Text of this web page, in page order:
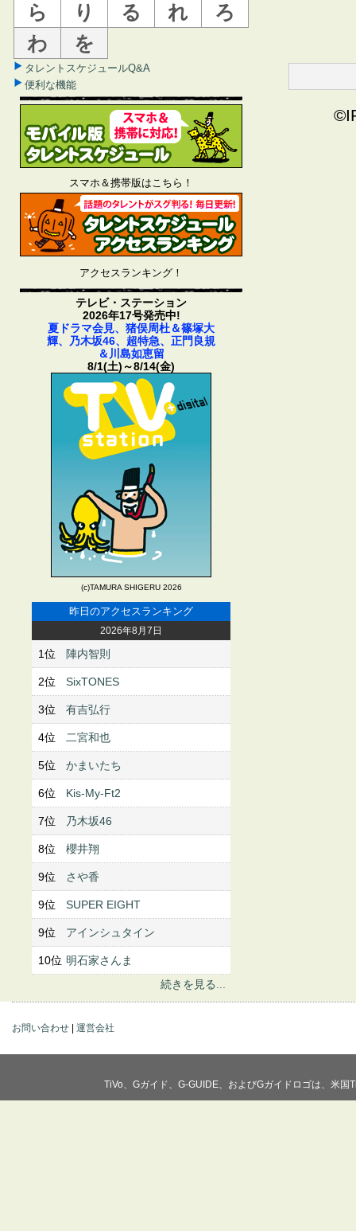
ら
り る れ
ろ
わ
を
タレントスケジュールQ&A
便利な機能
スマホ＆携帯版はこちら！
アクセスランキング！
テレビ・ステーション
2026年17号発売中!
夏ドラマ会見、猪俣周杜＆篠塚大
輝、乃木坂46、超特急、正門良規
＆川島如恵留
8/1(土)～8/14(金)
(c)TAMURA SHIGERU 2026
昨日のアクセスランキング
2026年8月7日
1位 陣内智則
2位 SixTONES
3位 有吉弘行
4位 二宮和也
5位 かまいたち
6位 Kis-My-Ft2
7位 乃木坂46
8位 櫻井翔
9位 さや香
9位 SUPER EIGHT
9位 アインシュタイン
10位 明石家さんま
続きを見る...
お問い合わせ 運営会社
TiVo、Gガイド、G-GUIDE、およびGガイドロゴは、米